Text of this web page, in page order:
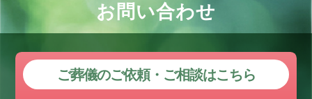
お問い合わせ
ご葬儀のご依頼・ご相談はこちら